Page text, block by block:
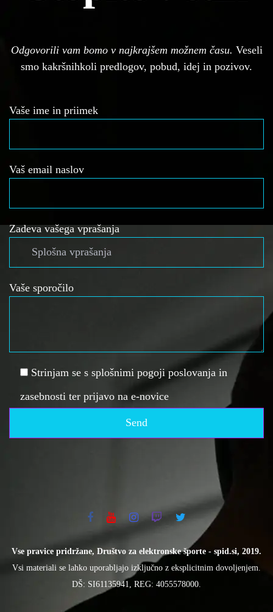
Odgovorili vam bomo v najkrajšem možnem času. Veseli
smo kakršnihkoli predlogov, pobud, idej in pozivov.
Vaše ime in priimek
Vaš email naslov
Zadeva vašega vprašanja
Vaše sporočilo
Strinjam se s splošnimi pogoji poslovanja in
zasebnosti ter prijavo na e-novice
Vse pravice pridržane, Društvo za elektronske športe - spid.si, 2019.
Vsi materiali se lahko uporabljajo izključno z eksplicitnim dovoljenjem.
DŠ: SI61135941, REG: 4055578000.